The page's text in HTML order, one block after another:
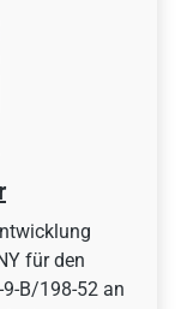
für den
B/198-52 an